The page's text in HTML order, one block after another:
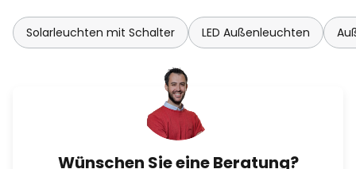
Solarleuchten mit Schalter LED Außenleuchten
Wünschen Sie eine Beratung?